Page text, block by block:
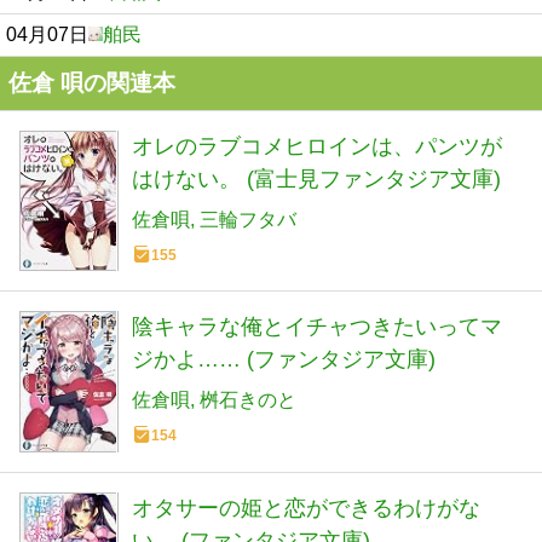
04月07日 舶民
佐倉 唄の関連本
オレのラブコメヒロインは、パンツが
はけない。 (富士見ファンタジア文庫)
佐倉唄 三輪フタバ
155
陰キャラな俺とイチャつきたいってマ
ジかよ…… (ファンタジア文庫)
佐倉唄 桝石きのと
154
オタサーの姫と恋ができるわけがな